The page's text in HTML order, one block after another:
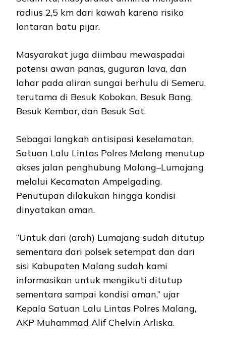
radius 2,5 km dari kawah karena risiko
lontaran batu pijar.
Masyarakat juga diimbau mewaspadai
potensi awan panas, guguran lava, dan
lahar pada aliran sungai berhulu di Semeru,
terutama di Besuk Kobokan, Besuk Bang,
Besuk Kembar, dan Besuk Sat.
Sebagai langkah antisipasi keselamatan,
Satuan Lalu Lintas Polres Malang menutup
akses jalan penghubung Malang–Lumajang
melalui Kecamatan Ampelgading.
Penutupan dilakukan hingga kondisi
dinyatakan aman.
“Untuk dari (arah) Lumajang sudah ditutup
sementara dari polsek setempat dan dari
sisi Kabupaten Malang sudah kami
informasikan untuk mengikuti ditutup
sementara sampai kondisi aman,” ujar
Kepala Satuan Lalu Lintas Polres Malang,
AKP Muhammad Alif Chelvin Arliska.